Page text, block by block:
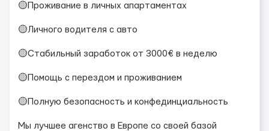
🟡Проживание в личных апартаментах
🟡Личного водителя с авто
🟡Стабильный заработок от 3000€ в неделю
🟡Помощь с перездом и проживанием
🟡Полную безопасность и конфединциальность
Мы лучшее агенство в Европе со своей базой